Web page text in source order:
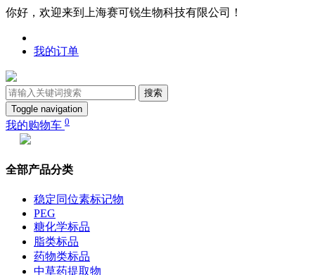
你好，欢迎来到上海赛可锐生物科技有限公司！
我的订单
搜索
Toggle navigation
我的购物车 0
全部产品分类
稳定同位素标记物
PEG
糖化学标品
脂类标品
药物类标品
中草药提取物